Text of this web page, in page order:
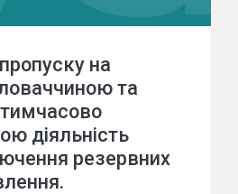
на
та
діяльність
резервних